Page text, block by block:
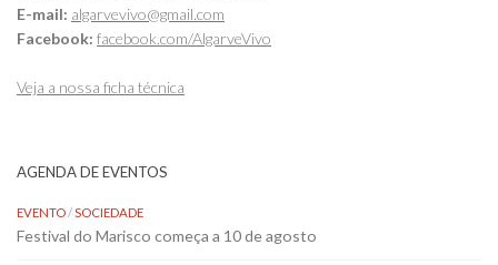
E-mail: algarvevivo@gmail.com
Facebook: facebook.com/AlgarveVivo
Veja a nossa ficha técnica
AGENDA DE EVENTOS
EVENTO/SOCIEDADE
Festival do Marisco começa a 10 de agosto